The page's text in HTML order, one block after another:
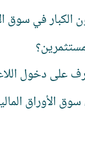
الكبار في سوق
على دخول
الأوراق